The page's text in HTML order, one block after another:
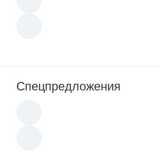
Спецпредложения